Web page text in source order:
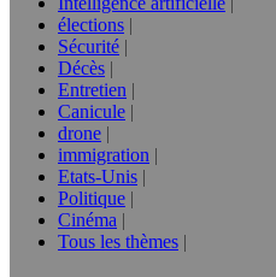
élections
Sécurité
Décès
Entretien
Canicule
drone
immigration
Etats-Unis
Politique
Cinéma
Tous les thèmes